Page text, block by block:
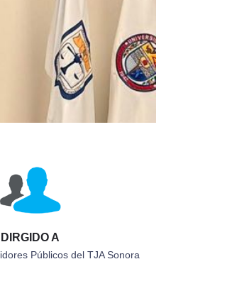
DIRGIDO A
Públicos del TJA Sonora